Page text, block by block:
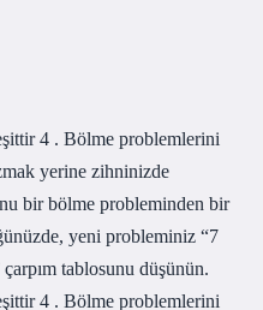
4 . Bölme problemlerini
yerine zihninizde
bir bölme probleminden bir
yeni probleminiz “7
çarpım tablosunu düşünün.
4 . Bölme problemlerini